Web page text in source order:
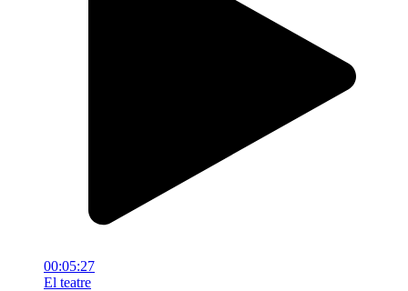
00:05:27
El teatre